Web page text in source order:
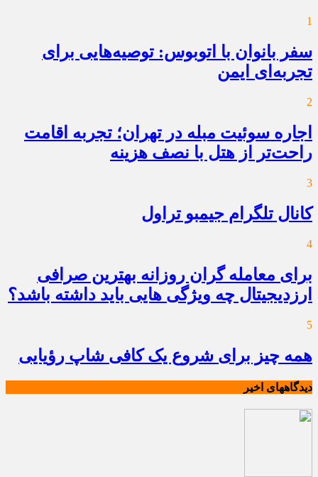
1
سفر بانوان با اتوبوس: توصیه‌هایی برای
تجربه‌ای ایمن
2
اجاره سوئیت مبله در تهران؛ تجربه اقامت
راحت‌تر از هتل با نصف هزینه
3
کانال تلگرام جیمبو تراول
4
برای معامله گران روزانه بهترین صرافی
ارزدیجیتال چه ویژگی هایی باید داشته باشد؟
5
همه چیز برای شروع یک کافی شاپ رؤیایی
دیدگاههای اخیر